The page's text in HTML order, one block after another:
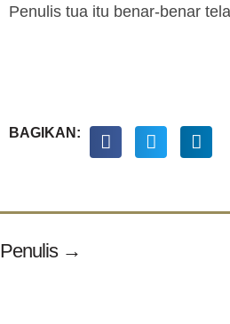
Penulis tua itu benar-benar
BAGIKAN:
Penulis →